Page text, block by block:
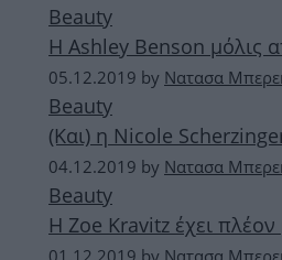
Beauty
Η Ashley Benson μόλις
05.12.2019 by Νατασα
Beauty
(Και) η Nicole
04.12.2019 by Νατασα
Beauty
Η Zoe Kravitz έχει
01.12.2019 by Νατασα